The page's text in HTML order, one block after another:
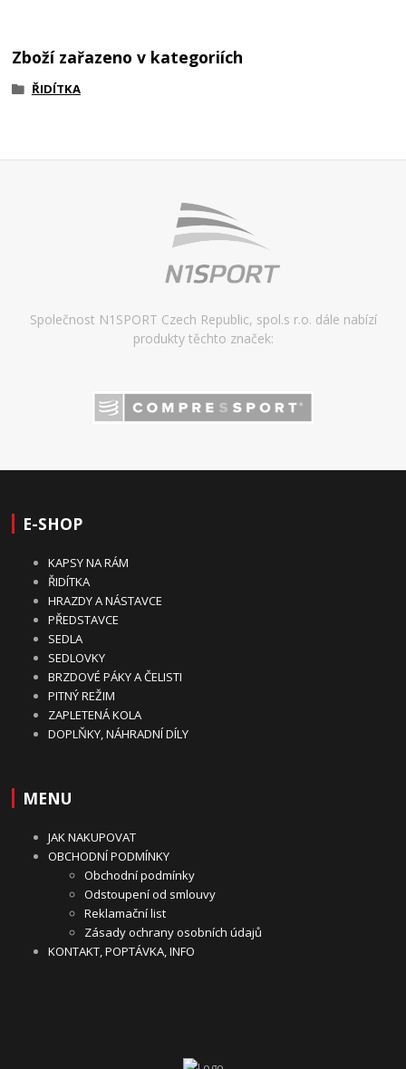
Zboží zařazeno v kategoriích
ŘIDÍTKA
Společnost N1SPORT Czech Republic, spol.s r.o. dále nabízí
produkty těchto značek:
E-SHOP
KAPSY NA RÁM
ŘIDÍTKA
HRAZDY A NÁSTAVCE
PŘEDSTAVCE
SEDLA
SEDLOVKY
BRZDOVÉ PÁKY A ČELISTI
PITNÝ REŽIM
ZAPLETENÁ KOLA
DOPLŇKY, NÁHRADNÍ DÍLY
MENU
JAK NAKUPOVAT
OBCHODNÍ PODMÍNKY
Obchodní podmínky
Odstoupení od smlouvy
Reklamační list
Zásady ochrany osobních údajů
KONTAKT, POPTÁVKA, INFO